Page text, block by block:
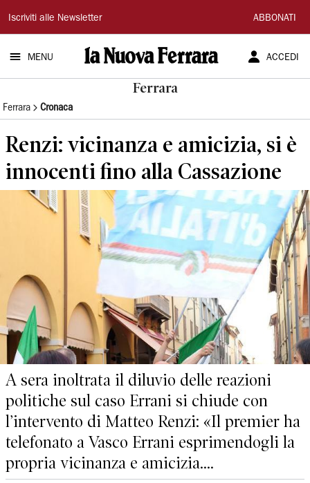
La
Nuova
Ferrara
Iscriviti alle Newsletter ABBONATI
MENU ACCEDI
Ferrara
Ferrara Cronaca
Renzi: vicinanza e amicizia, si è
innocenti fino alla Cassazione
A sera inoltrata il diluvio delle reazioni
politiche sul caso Errani si chiude con
l’intervento di Matteo Renzi: «Il premier ha
telefonato a Vasco Errani esprimendogli la
propria vicinanza e amicizia....